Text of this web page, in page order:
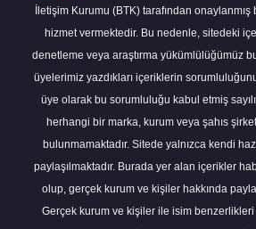
İletişim Kurumu (BTK) tarafından onaylanmış
hizmet vermektedir. Bu nedenle, sitedeki
denetleme veya araştırma yükümlülüğümüz
üyelerimiz yazdıkları içeriklerin
üye olarak bu sorumluluğu kabul etmiş
herhangi bir marka, kurum veya şahıs
bulunmamaktadır. Sitede yalnızca kendi
paylaşılmaktadır. Burada yer alan içerikler
olup, gerçek kurum ve kişiler hakkında
Gerçek kurum ve kişiler ile isim